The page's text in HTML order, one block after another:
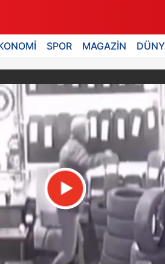
SPOR MAGAZİN